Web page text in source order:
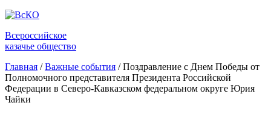
Всероссийское
казачье общество
Главная / Важные события / Поздравление с Днем Победы от
Полномочного представителя Президента Российской
Федерации в Северо-Кавказском федеральном округе Юрия
Чайки